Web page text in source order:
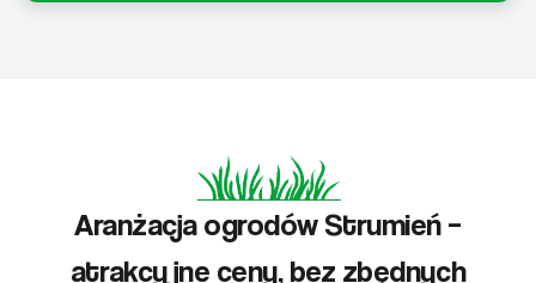
Aranżacja ogrodów Strumień –
atrakcyjne ceny, bez zbędnych